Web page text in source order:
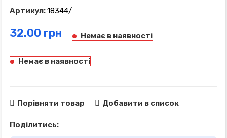
Артикул:18344/
грн Немає в наявності
Немає в наявності
Порівняти товар Добавити в список
Поділитись: